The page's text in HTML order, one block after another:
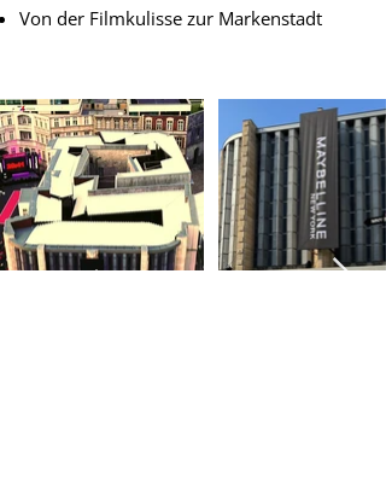
Von der Filmkulisse zur Markenstadt